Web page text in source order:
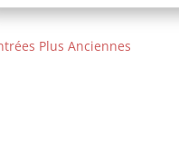
Plus Anciennes